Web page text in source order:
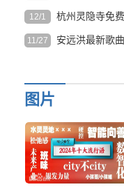
环保意... [详细]
11月
博会
12/1
杭州灵隐寺免
11/27 安远洪最新歌
雨...[详细]
图片